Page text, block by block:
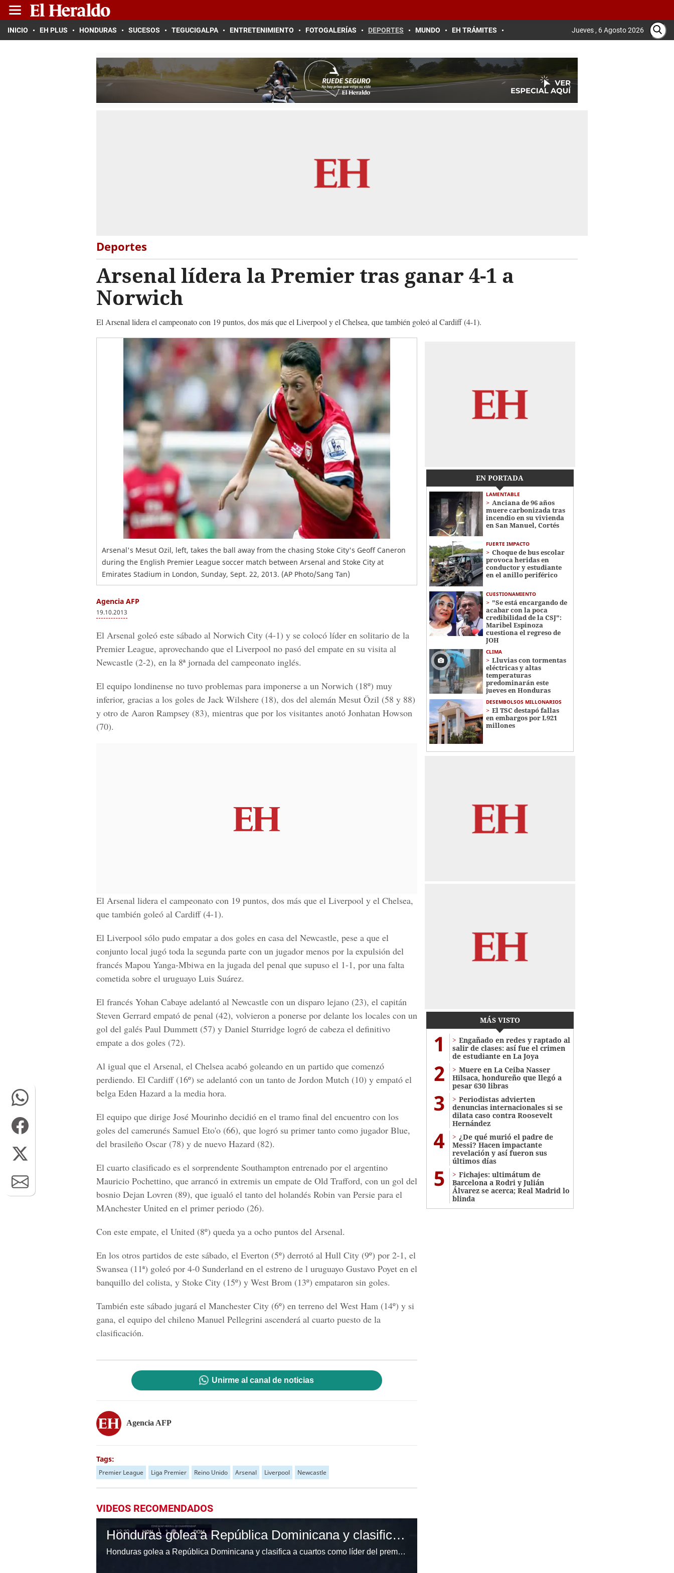
INICIO EH PLUS HONDURAS SUCESOS TEGUCIGALPA ENTRETENIMIENTO FOTOGALERÍAS DEPORTES MUNDO EH TRÁMITES Jueves , 6 Agosto 2026
Deportes
Arsenal lídera la Premier tras ganar 4-1 a
Norwich
El Arsenal lidera el campeonato con 19 puntos, dos más que el Liverpool y el Chelsea, que también goleó al Cardiff (4-1).
Arsenal's Mesut Ozil, left, takes the ball away from the chasing Stoke City's Geoff Caneron
during the English Premier League soccer match between Arsenal and Stoke City at
Emirates Stadium in London, Sunday, Sept. 22, 2013. (AP Photo/Sang Tan)
Agencia AFP
19.10.2013
El Arsenal goleó este sábado al Norwich City (4-1) y se colocó líder en solitario de la
Premier League, aprovechando que el Liverpool no pasó del empate en su visita al
Newcastle (2-2), en la 8ª jornada del campeonato inglés.
El equipo londinense no tuvo problemas para imponerse a un Norwich (18º) muy
inferior, gracias a los goles de Jack Wilshere (18), dos del alemán Mesut Özil (58 y 88)
y otro de Aaron Rampsey (83), mientras que por los visitantes anotó Jonhatan Howson
(70).
El Arsenal lidera el campeonato con 19 puntos, dos más que el Liverpool y el Chelsea,
que también goleó al Cardiff (4-1).
El Liverpool sólo pudo empatar a dos goles en casa del Newcastle, pese a que el
conjunto local jugó toda la segunda parte con un jugador menos por la expulsión del
francés Mapou Yanga-Mbiwa en la jugada del penal que supuso el 1-1, por una falta
cometida sobre el uruguayo Luis Suárez.
El francés Yohan Cabaye adelantó al Newcastle con un disparo lejano (23), el capitán
Steven Gerrard empató de penal (42), volvieron a ponerse por delante los locales con un
gol del galés Paul Dummett (57) y Daniel Sturridge logró de cabeza el definitivo
empate a dos goles (72).
Al igual que el Arsenal, el Chelsea acabó goleando en un partido que comenzó
perdiendo. El Cardiff (16º) se adelantó con un tanto de Jordon Mutch (10) y empató el
belga Eden Hazard a la media hora.
El equipo que dirige José Mourinho decidió en el tramo final del encuentro con los
goles del camerunés Samuel Eto'o (66), que logró su primer tanto como jugador Blue,
del brasileño Oscar (78) y de nuevo Hazard (82).
El cuarto clasificado es el sorprendente Southampton entrenado por el argentino
Mauricio Pochettino, que arrancó in extremis un empate de Old Trafford, con un gol del
bosnio Dejan Lovren (89), que igualó el tanto del holandés Robin van Persie para el
MAnchester United en el primer periodo (26).
Con este empate, el United (8º) queda ya a ocho puntos del Arsenal.
En los otros partidos de este sábado, el Everton (5º) derrotó al Hull City (9º) por 2-1, el
Swansea (11ª) goleó por 4-0 Sunderland en el estreno de l uruguayo Gustavo Poyet en el
banquillo del colista, y Stoke City (15º) y West Brom (13º) empataron sin goles.
También este sábado jugará el Manchester City (6º) en terreno del West Ham (14º) y si
gana, el equipo del chileno Manuel Pellegrini ascenderá al cuarto puesto de la
clasificación.
Unirme al canal de noticias
Agencia AFP
Tags:
Premier League Liga Premier Reino Unido Arsenal Liverpool Newcastle
VIDEOS RECOMENDADOS
Honduras golea a República Dominicana y clasifica a cuartos como líder del premundial sub-20
Honduras golea a República Dominicana y clasifica a cuartos como líder del premundial sub-20
EN PORTADA
LAMENTABLE
Anciana de 96 años
muere carbonizada tras
incendio en su vivienda
en San Manuel, Cortés
FUERTE IMPACTO
Choque de bus escolar
provoca heridas en
conductor y estudiante
en el anillo periférico
CUESTIONAMIENTO
"Se está encargando de
acabar con la poca
credibilidad de la CSJ":
Maribel Espinoza
cuestiona el regreso de
JOH
CLIMA
Lluvias con tormentas
eléctricas y altas
temperaturas
predominarán este
jueves en Honduras
DESEMBOLSOS MILLONARIOS
El TSC destapó fallas
en embargos por L921
millones
MÁS VISTO
1
Engañado en redes y raptado al
salir de clases: así fue el crimen
de estudiante en La Joya
2
Muere en La Ceiba Nasser
Hilsaca, hondureño que llegó a
pesar 630 libras
3
Periodistas advierten
denuncias internacionales si se
dilata caso contra Roosevelt
Hernández
4
¿De qué murió el padre de
Messi? Hacen impactante
revelación y así fueron sus
últimos días
5
Fichajes: ultimátum de
Barcelona a Rodri y Julián
Álvarez se acerca; Real Madrid lo
blinda